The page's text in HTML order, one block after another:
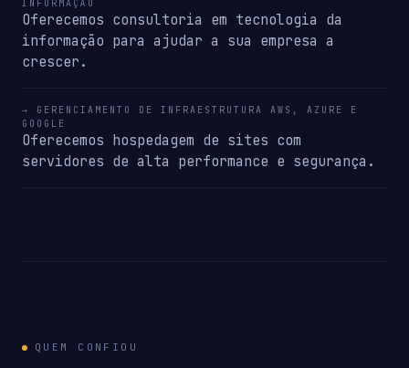
INFORMAÇÃO
Oferecemos consultoria em tecnologia da
informação para ajudar a sua empresa a
crescer.
→ GERENCIAMENTO DE INFRAESTRUTURA AWS, AZURE E
GOOGLE
Oferecemos hospedagem de sites com
servidores de alta performance e segurança.
QUEM CONFIOU